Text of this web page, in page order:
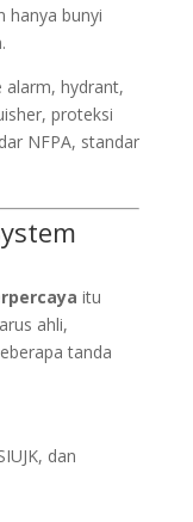
hanya bunyi
hydrant,
proteksi
NFPA, standar
itu
ahli,
tanda
dan